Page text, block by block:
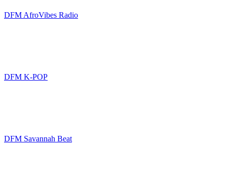
DFM AfroVibes Radio
DFM K-POP
DFM Savannah Beat